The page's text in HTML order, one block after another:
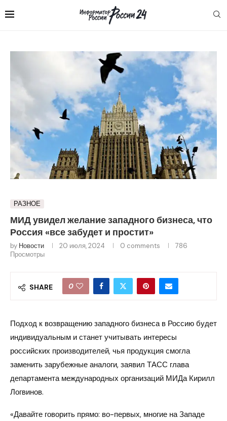
РАЗНОЕ
МИД увидел желание западного бизнеса, что
Россия «все забудет и простит»
by Новости 20 июля, 2024 0 comments
786
Просмотры
SHARE 0
Подход к возвращению западного бизнеса в Россию будет
индивидуальным и станет учитывать интересы
российских производителей, чья продукция смогла
заменить зарубежные аналоги, заявил ТАСС глава
департамента международных организаций МИДа Кирилл
Логвинов.
«Давайте говорить прямо: во-первых, многие на Западе